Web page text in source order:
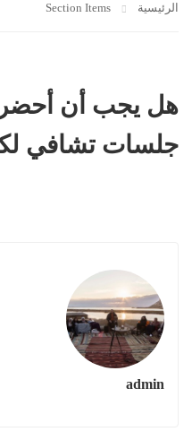
الرئيسية Section Items
هل يجب أن
جلسات تشافي
admin